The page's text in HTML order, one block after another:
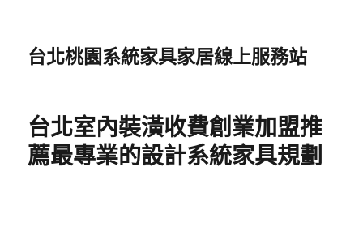
台北桃園系統家具家居線上服務站
台北室內裝潢收費創業加盟推
薦最專業的設計系統家具規劃